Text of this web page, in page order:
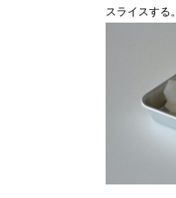
スライスする